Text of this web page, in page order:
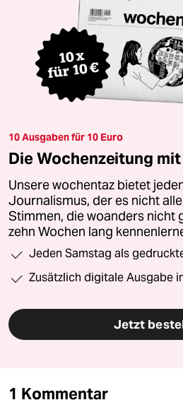
10 Ausgaben für 10 Euro
Die Wochenzeitung
Unsere wochentaz bietet
Journalismus, der es nicht
Stimmen, die woanders nicht
zehn Wochen lang
Jeden Samstag als
Zusätzlich digitale Ausgabe
Jetzt
1 Kommentar